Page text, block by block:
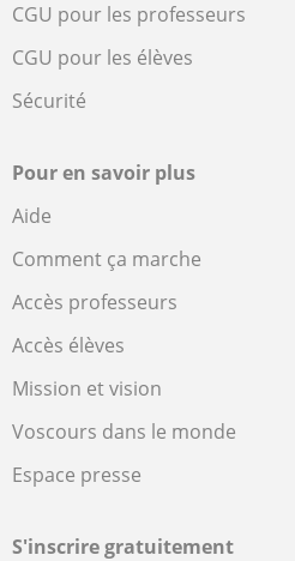
CGU pour les professeurs
CGU pour les élèves
Sécurité
Pour en savoir plus
Aide
Comment ça marche
Accès professeurs
Accès élèves
Mission et vision
Voscours dans le monde
Espace presse
S'inscrire gratuitement